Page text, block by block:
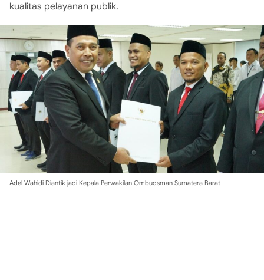
kualitas pelayanan publik.
Adel Wahidi Diantik jadi Kepala Perwakilan Ombudsman Sumatera Barat